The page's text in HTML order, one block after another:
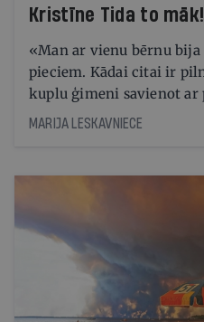
Kristīne Tida to māk!
«Man ar vienu bērnu
pieciem. Kādai citai ir
kuplu ģimeni savienot ar
tikt pāri arī ļoti smagiem
MARIJA LESKAVNIECE